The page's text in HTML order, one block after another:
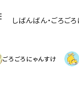
しばんばん・ごろご
ごろごろにゃんすけ